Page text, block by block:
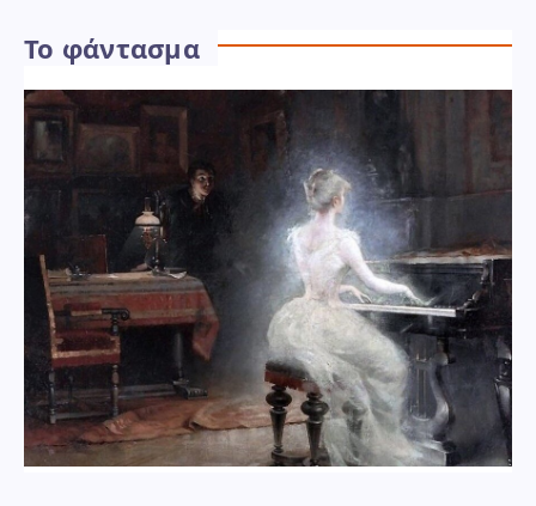
Το φάντασμα